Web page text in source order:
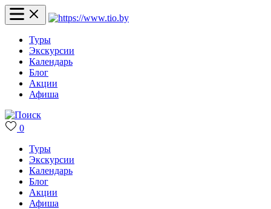
Туры
Экскурсии
Календарь
Блог
Акции
Афиша
0
Туры
Экскурсии
Календарь
Блог
Акции
Афиша